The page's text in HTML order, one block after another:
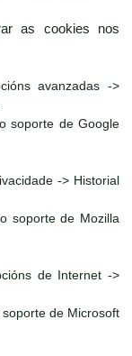
as cookies nos
avanzadas ->
soporte de Google
-> Historial
soporte de Mozilla
de Internet ->
de Microsoft